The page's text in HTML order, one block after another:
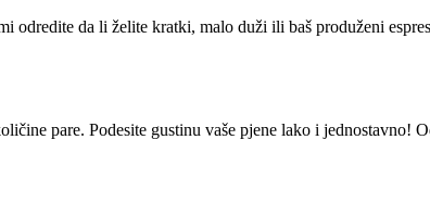
odredite da li želite kratki, malo duži ili baš produženi
pare. Podesite gustinu vaše pjene lako i jednostavno!